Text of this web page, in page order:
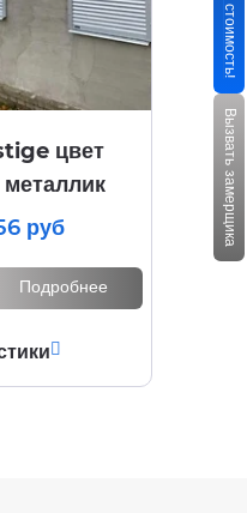
цвет
руб
Подробнее
Вызвать замерщика